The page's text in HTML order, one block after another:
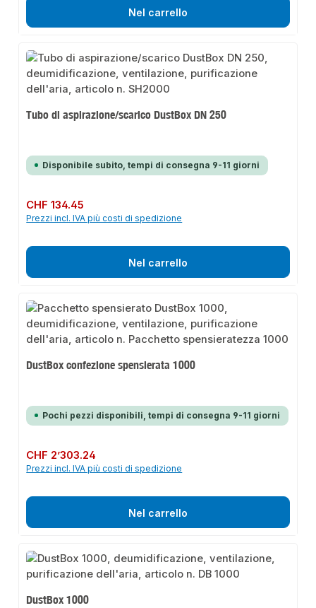
Nel carrello
Tubo di aspirazione/scarico DustBox DN 250
Disponibile subito, tempi di consegna 9-11 giorni
Prezzo normale:
CHF 134.45
Prezzi incl. IVA più costi di spedizione
Nel carrello
DustBox confezione spensierata 1000
Pochi pezzi disponibili, tempi di consegna 9-11 giorni
Prezzo normale:
CHF 2’303.24
Prezzi incl. IVA più costi di spedizione
Nel carrello
DustBox 1000